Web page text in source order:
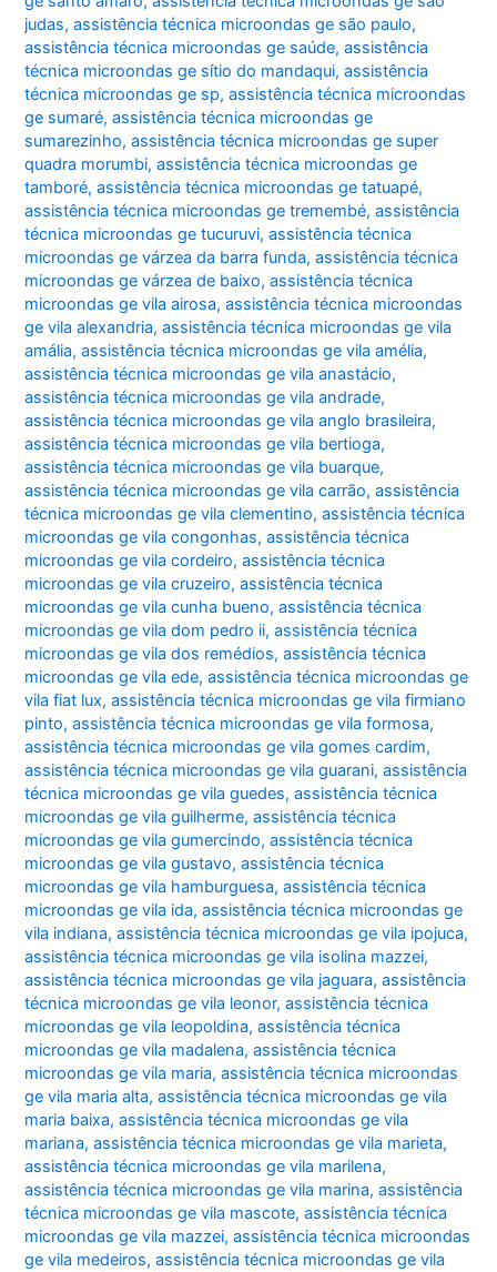
judas,assistência técnica microondas ge são paulo,
assistência técnica microondas ge saúde,assistência
técnica microondas ge sítio do mandaqui,assistência
técnica microondas ge sp,assistência técnica microondas
ge sumaré,assistência técnica microondas ge
sumarezinho,assistência técnica microondas ge super
quadra morumbi,assistência técnica microondas ge
tamboré,assistência técnica microondas ge tatuapé,
assistência técnica microondas ge tremembé,assistência
técnica microondas ge tucuruvi,assistência técnica
microondas ge várzea da barra funda,assistência técnica
microondas ge várzea de baixo,assistência técnica
microondas ge vila airosa,assistência técnica microondas
ge vila alexandria,assistência técnica microondas ge vila
amália,assistência técnica microondas ge vila amélia,
assistência técnica microondas ge vila anastácio,
assistência técnica microondas ge vila andrade,
assistência técnica microondas ge vila anglo brasileira,
assistência técnica microondas ge vila bertioga,
assistência técnica microondas ge vila buarque,
assistência técnica microondas ge vila carrão,assistência
técnica microondas ge vila clementino,assistência técnica
microondas ge vila congonhas,assistência técnica
microondas ge vila cordeiro,assistência técnica
microondas ge vila cruzeiro,assistência técnica
microondas ge vila cunha bueno,assistência técnica
microondas ge vila dom pedro ii,assistência técnica
microondas ge vila dos remédios,assistência técnica
microondas ge vila ede,assistência técnica microondas ge
vila fiat lux,assistência técnica microondas ge vila firmiano
pinto,assistência técnica microondas ge vila formosa,
assistência técnica microondas ge vila gomes cardim,
assistência técnica microondas ge vila guarani,assistência
técnica microondas ge vila guedes,assistência técnica
microondas ge vila guilherme,assistência técnica
microondas ge vila gumercindo,assistência técnica
microondas ge vila gustavo,assistência técnica
microondas ge vila hamburguesa,assistência técnica
microondas ge vila ida,assistência técnica microondas ge
vila indiana,assistência técnica microondas ge vila ipojuca,
assistência técnica microondas ge vila isolina mazzei,
assistência técnica microondas ge vila jaguara,assistência
técnica microondas ge vila leonor,assistência técnica
microondas ge vila leopoldina,assistência técnica
microondas ge vila madalena,assistência técnica
microondas ge vila maria,assistência técnica microondas
ge vila maria alta,assistência técnica microondas ge vila
maria baixa,assistência técnica microondas ge vila
mariana,assistência técnica microondas ge vila marieta,
assistência técnica microondas ge vila marilena,
assistência técnica microondas ge vila marina,assistência
técnica microondas ge vila mascote,assistência técnica
microondas ge vila mazzei,assistência técnica microondas
ge vila medeiros,assistência técnica microondas ge vila